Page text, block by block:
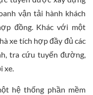
vận tải hành khách
đồng. Khác với một
xe tích hợp đầy đủ các
tra cứu tuyến đường,
xe.
hệ thống phần mềm